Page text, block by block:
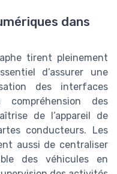
dans
tirent pleinement
d’assurer une
des interfaces
des
de l’appareil de
conducteurs. Les
aussi de centraliser
des véhicules en